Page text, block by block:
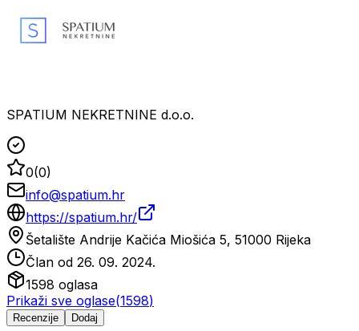
SPATIUM NEKRETNINE d.o.o.
0(0)
info@spatium.hr
https://spatium.hr/
Šetalište Andrije Kačića Miošića 5, 51000 Rijeka
Član od 26. 09. 2024.
1598 oglasa
Prikaži sve oglase(1598)
Recenzije Dodaj